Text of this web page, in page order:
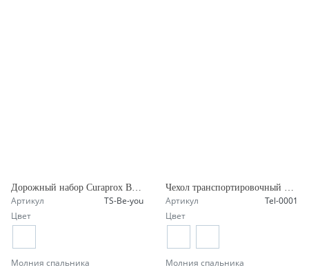
Дорожный набор Curaprox BE YOU
Артикул
TS-Be-you
Цвет
Молния спальника
Чехол транспортировочный Тельпосиз (60-80 л)
Артикул
Tel-0001
Цвет
Молния спальника